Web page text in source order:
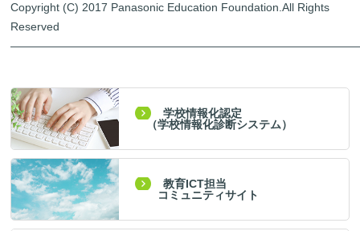
Copyright (C) 2017 Panasonic Education Foundation.All Rights
Reserved
学校情報化認定
（学校情報化診断システム）
教育ICT担当
コミュニティサイト